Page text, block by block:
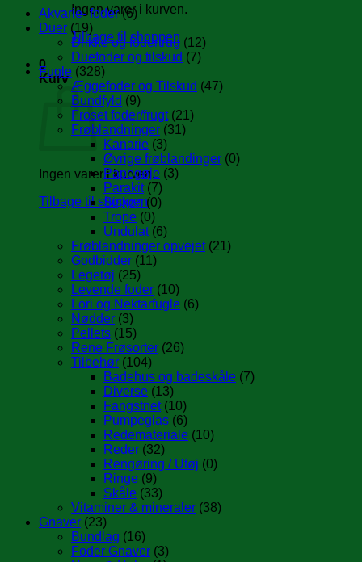
Ingen varer i kurven.
Tilbage til shoppen
0
Kurv
Ingen varer i kurven.
Tilbage til shoppen
Akvarie- foder (6)
Duer (19)
Drikke og fodertrug (12)
Duefoder og tilskud (7)
Fugle (328)
Æggefoder og Tilskud (47)
Bundfyld (9)
Froset foder/frugt (21)
Frøblandninger (31)
Kanarie (3)
Øvrige frøblandinger (0)
Papegøje (3)
Parakit (7)
Sisken (0)
Trope (0)
Undulat (6)
Frøblandninger opvejet (21)
Godbidder (11)
Legetøj (25)
Levende foder (10)
Lori og Nektarfugle (6)
Nødder (3)
Pellets (15)
Rene Frøsorter (26)
Tilbehør (104)
Badehus og badeskåle (7)
Diverse (13)
Fangstnet (10)
Pumpeglas (6)
Redemateriale (10)
Reder (32)
Rengøring / Utøj (0)
Ringe (9)
Skåle (33)
Vitaminer & mineraler (38)
Gnaver (23)
Bundlag (16)
Foder Gnaver (3)